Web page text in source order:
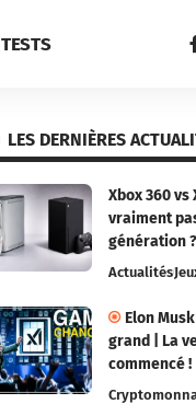
TESTS
LES DERNIÈRES
Xbox 360 vs
vraiment
génération
Actualités
Elon
grand | La
commencé !